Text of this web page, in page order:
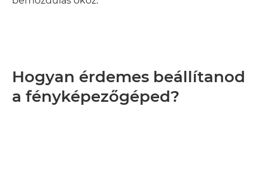
Hogyan érdemes beállítanod
a fényképezőgéped?